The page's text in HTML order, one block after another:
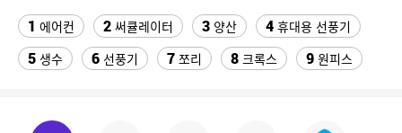
1 에어컨 2 써큘레이터 3 양산 4 휴대용 선풍기
5 생수 6 선풍기 7 쪼리 8 크록스 9 원피스
12 남자요실금패드라이너형